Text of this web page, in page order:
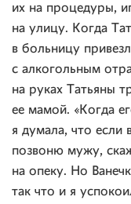
их на процедуры,
на улицу. Когда
в больницу
с алкогольным
на руках Татьяны
ее мамой. «Когда
я думала, что если
позвоню мужу,
на опеку. Но
так что и я